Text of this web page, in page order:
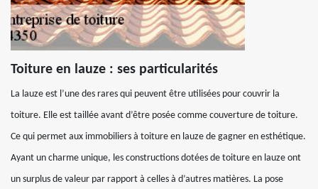
Toiture en lauze : ses particularités
La lauze est l’une des rares qui peuvent être utilisées pour couvrir la
toiture. Elle est taillée avant d’être posée comme couverture de toiture.
Ce qui permet aux immobiliers à toiture en lauze de gagner en esthétique.
Ayant un charme unique, les constructions dotées de toiture en lauze ont
un surplus de valeur par rapport à celles à d’autres matières. La pose